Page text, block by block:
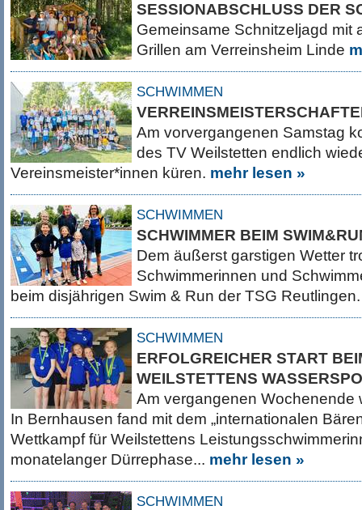
SESSIONABSCHLUSS DER
Gemeinsame Schnitzeljagd mit
Grillen am Verreinsheim Linde
SCHWIMMEN
Am vorvergangenen Samstag
des TV Weilstetten endlich
Vereinsmeister*innen küren. mehr lesen »
SCHWIMMEN
SCHWIMMER BEIM
Dem äußerst garstigen Wetter
Schwimmerinnen und
beim disjährigen Swim & Run der TSG
SCHWIMMEN
ERFOLGREICHER START
WEILSTETTENS
Am vergangenen Wochenende
In Bernhausen fand mit dem „internationalen
Wettkampf für Weilstettens
monatelanger Dürrephase... mehr lesen »
SCHWIMMEN